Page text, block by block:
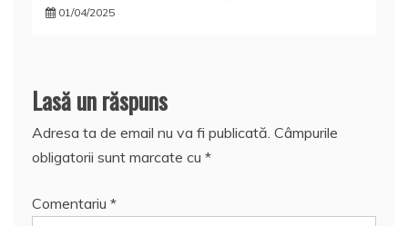
01/04/2025
Lasă un răspuns
Adresa ta de email nu va fi publicată. Câmpurile
obligatorii sunt marcate cu *
Comentariu *